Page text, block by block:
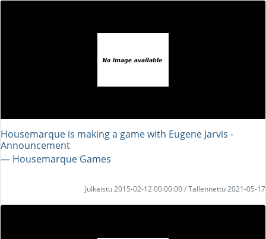
Housemarque is making a game with Eugene Jarvis -
Announcement
― Housemarque Games
Julkaistu 2015-02-12 00:00:00 / Tallennettu 2021-05-17